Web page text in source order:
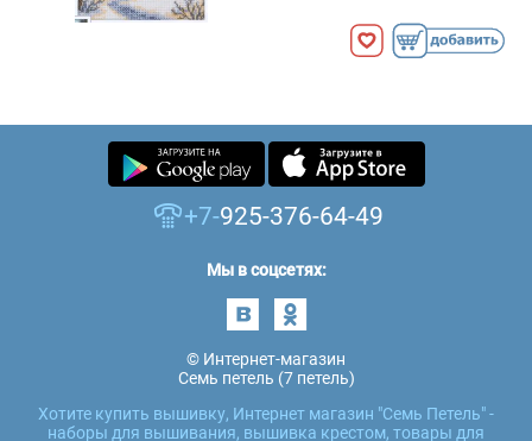
+7-925-376-64-49
Мы в соцсетях:
© Интернет-магазин
Семь петель (7 петель)
Хотите купить вышивку, Интернет магазин "Семь Петель" -
наборы для вышивания, вышивка крестом, товары для